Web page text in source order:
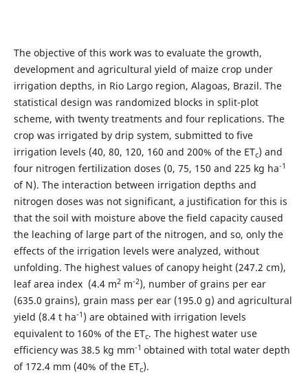
The objective of this work was to evaluate the growth,
development and agricultural yield of maize crop under
irrigation depths, in Rio Largo region, Alagoas, Brazil. The
statistical design was randomized blocks in split-plot
scheme, with twenty treatments and four replications. The
crop was irrigated by drip system, submitted to five
irrigation levels (40, 80, 120, 160 and 200% of the ETc) and
four nitrogen fertilization doses (0, 75, 150 and 225 kg ha-1
of N). The interaction between irrigation depths and
nitrogen doses was not significant, a justification for this is
that the soil with moisture above the field capacity caused
the leaching of large part of the nitrogen, and so, only the
effects of the irrigation levels were analyzed, without
unfolding. The highest values of canopy height (247.2 cm),
leaf area index (4.4 m2m-2), number of grains per ear
(635.0 grains), grain mass per ear (195.0 g) and agricultural
yield (8.4 t ha-1 ) are obtained with irrigation levels
equivalent to 160% of the ETc. The highest water use
efficiency was 38.5 kg mm-1 obtained with total water depth
of 172.4 mm (40% of the ETc).